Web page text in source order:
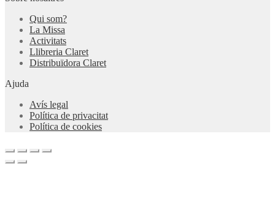
Qui som?
La Missa
Activitats
Llibreria Claret
Distribuïdora Claret
Ajuda
Avís legal
Política de privacitat
Política de cookies